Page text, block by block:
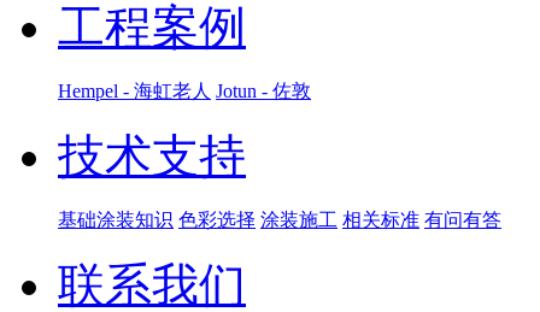
工程案例
Hempel - 海虹老人 Jotun - 佐敦
技术支持
基础涂装知识 色彩选择 涂装施工 相关标准 有问有答
联系我们